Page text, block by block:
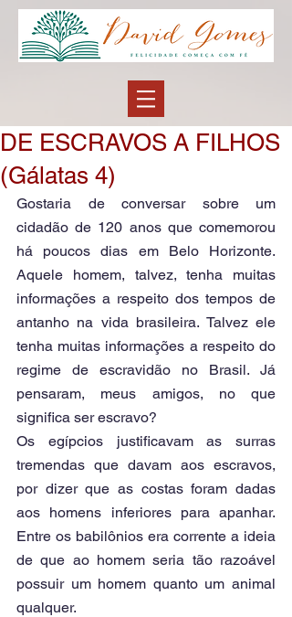
DE ESCRAVOS A FILHOS
(Gálatas 4)
Gostaria de conversar sobre um
cidadão de 120 anos que comemorou
há poucos dias em Belo Horizonte.
Aquele homem, talvez, tenha muitas
informações a respeito dos tempos de
antanho na vida brasileira. Talvez ele
tenha muitas informações a respeito do
regime de escravidão no Brasil. Já
pensaram, meus amigos, no que
significa ser escravo?
Os egípcios justificavam as surras
tremendas que davam aos escravos,
por dizer que as costas foram dadas
aos homens inferiores para apanhar.
Entre os babilônios era corrente a ideia
de que ao homem seria tão razoável
possuir um homem quanto um animal
qualquer.